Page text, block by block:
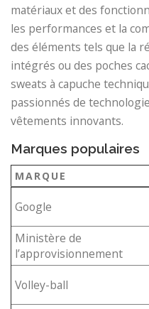
matériaux et des
les performances et la
des éléments tels que la
intégrés ou des poches
sweats à capuche
passionnés de
vêtements innovants.
Marques populaires
MARQUE
Google
Ministère de
l’approvisionnement
Volley-ball